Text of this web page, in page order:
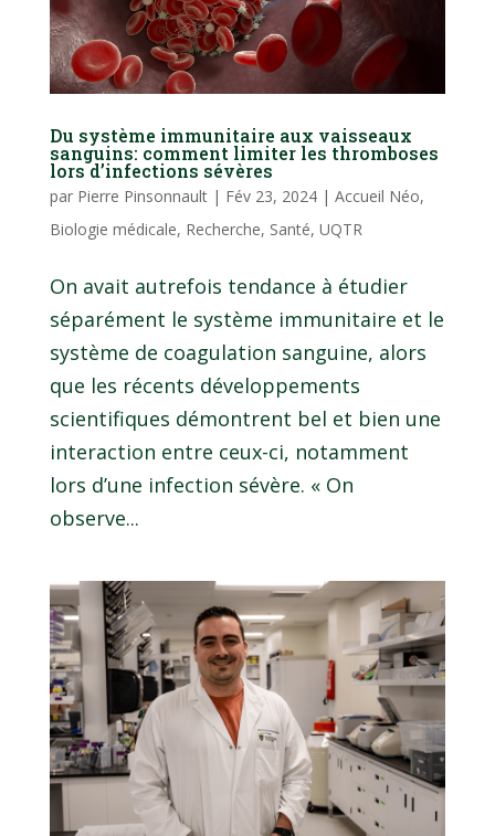
Du système immunitaire aux vaisseaux
sanguins: comment limiter les thromboses
lors d’infections sévères
par Pierre Pinsonnault| Fév 23, 2024| Accueil Néo,
Biologie médicale, Recherche, Santé, UQTR
On avait autrefois tendance à étudier
séparément le système immunitaire et le
système de coagulation sanguine, alors
que les récents développements
scientifiques démontrent bel et bien une
interaction entre ceux-ci, notamment
lors d’une infection sévère. « On
observe...